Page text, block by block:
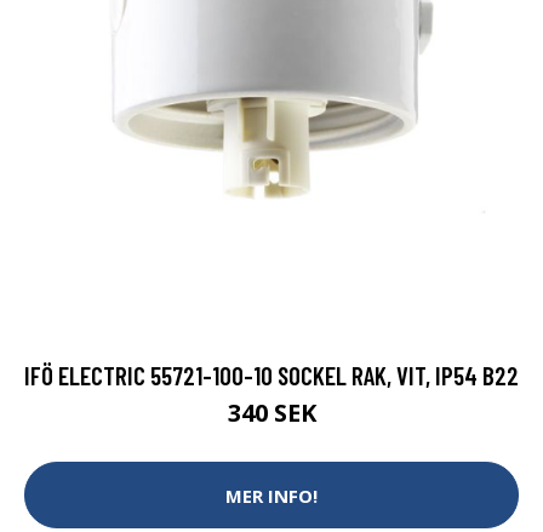
IFÖ ELECTRIC 55721-100-10 SOCKEL RAK, VIT, IP54 B22
340 SEK
MER INFO!